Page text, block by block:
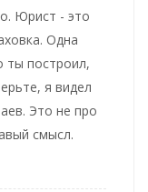
Юрист - это
Одна
ты построил,
я видел
Это не про
смысл.